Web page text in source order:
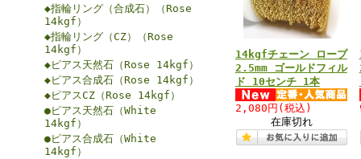
◆指輪リング（合成石）（Rose
14kgf）
◆指輪リング（CZ）（Rose
14kgf）
◆ピアス天然石（Rose 14kgf）
◆ピアス合成石（Rose 14kgf）
◆ピアスCZ（Rose 14kgf）
●ピアス天然石（White
14kgf）
●ピアス合成石（White
14kgf）
14kgfチェーン ロープ
2.5mm ゴールドフィル
ド 10センチ 1本
2,080円 (税込)
在庫切れ